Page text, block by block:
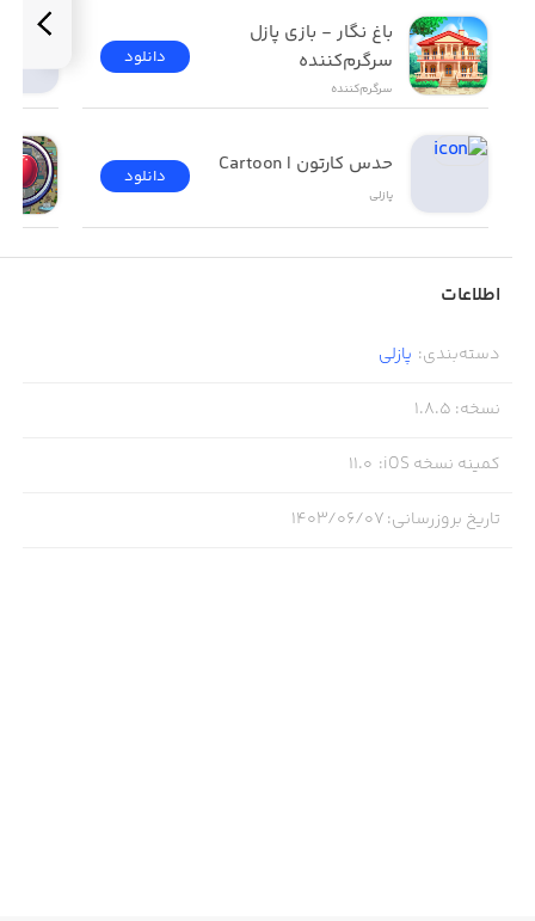
سرگرم‌کننده
سرگرم‌کننده
دانلود
حدس کارتون | Cartoon
پازلی
دانلود
اطلاعات
دسته‌بندی: پازلی
نسخه:
1.8.5
کمینه نسخه iOS :
11.0
تاریخ بروزرسانی:۱۴۰۳/۰۶/۰۷